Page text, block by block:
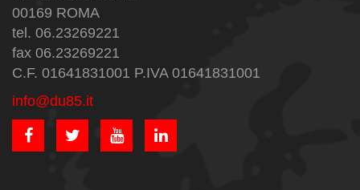
00169 ROMA
tel. 06.23269221
fax 06.23269221
C.F. 01641831001 P.IVA 01641831001
info@du85.it